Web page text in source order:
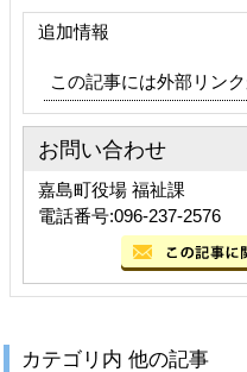
追加情報
この記事には外部リン
お問い合わせ
嘉島町役場 福祉課
電話番号:096-237-2576
カテゴリ内 他の記事